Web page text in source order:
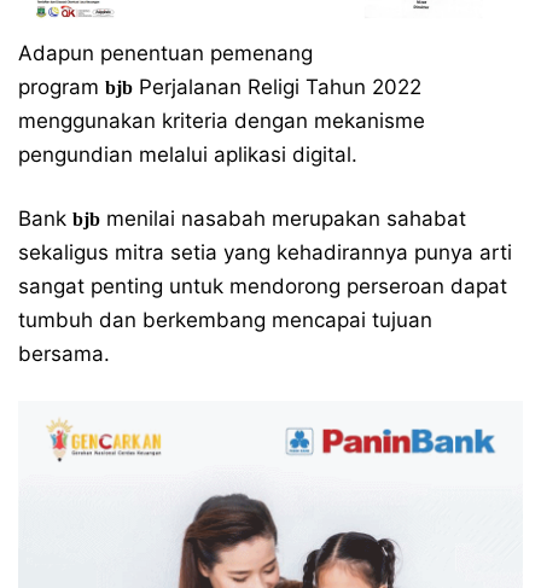
Adapun penentuan pemenang
program bjb Perjalanan Religi Tahun 2022
menggunakan kriteria dengan mekanisme
pengundian melalui aplikasi digital.
Bank bjb menilai nasabah merupakan sahabat
sekaligus mitra setia yang kehadirannya punya arti
sangat penting untuk mendorong perseroan dapat
tumbuh dan berkembang mencapai tujuan
bersama.